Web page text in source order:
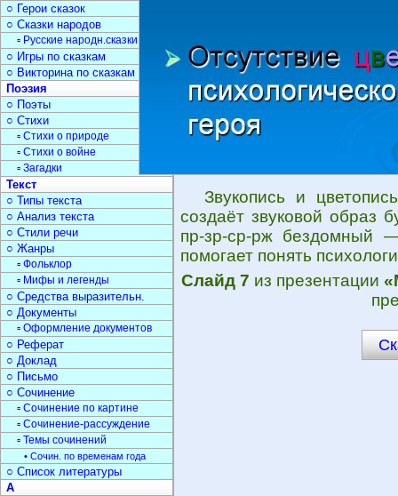
Звукопись и
создаёт звуковой образ
пр-зр-ср-рж бездомный
помогает понять
Слайд 7 из презентации
○ Герои сказок
○ Сказки народов
▫ Русские народн.сказки
○ Игры по сказкам
○ Викторина по сказкам
Поэзия
○ Поэты
○ Стихи
▫ Стихи о природе
▫ Стихи о войне
▫ Загадки
Текст
○ Типы текста
○ Анализ текста
○ Стили речи
○ Жанры
▫ Фольклор
▫ Мифы и легенды
○ Средства выразительн.
○ Документы
▫ Оформление документов
○ Реферат
○ Доклад
○ Письмо
○ Сочинение
▫ Сочинение по картине
▫ Сочинение-рассуждение
▫ Темы сочинений
• Сочин. по временам года
○ Список литературы
А